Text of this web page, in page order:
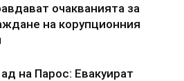
очакванията за
на корупционния
на Парос: Евакуират